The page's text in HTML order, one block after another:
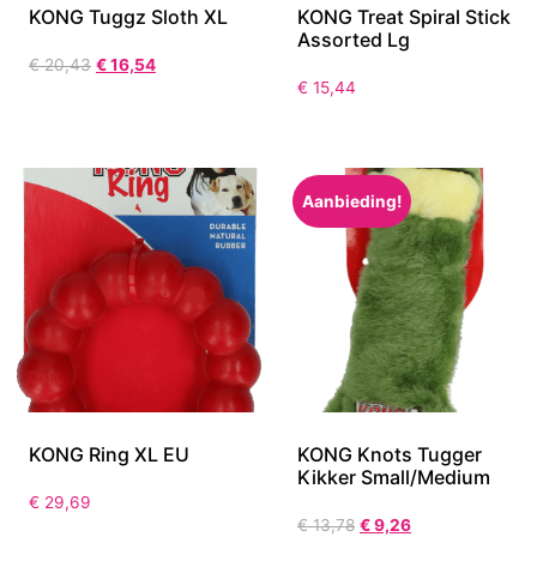
KONG Tuggz Sloth XL
€20,43 €16,54
KONG Treat Spiral Stick
Assorted Lg
€ 15,44
KONG Ring XL EU
€ 29,69
Aanbieding!
KONG Knots Tugger
Kikker Small/Medium
€13,78 €9,26